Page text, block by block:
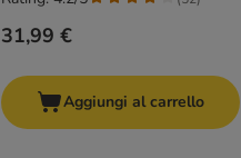
31,99 €
Aggiungi al carrello